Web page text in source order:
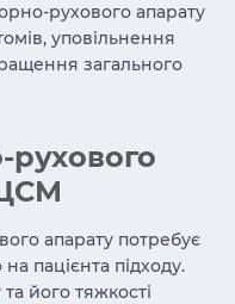
рухового апарату
уповільнення
загального
рухового
ЦСМ
апарату потребує
пацієнта підходу.
його тяжкості